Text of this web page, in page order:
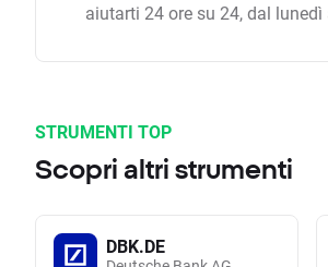
aiutarti 24 ore su 24, dal lunedì
STRUMENTI TOP
Scopri altri strumenti
DBK.DE